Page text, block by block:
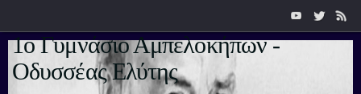
1ο Γυμνάσιο Αμπελοκήπων -
Οδυσσέας Ελύτης